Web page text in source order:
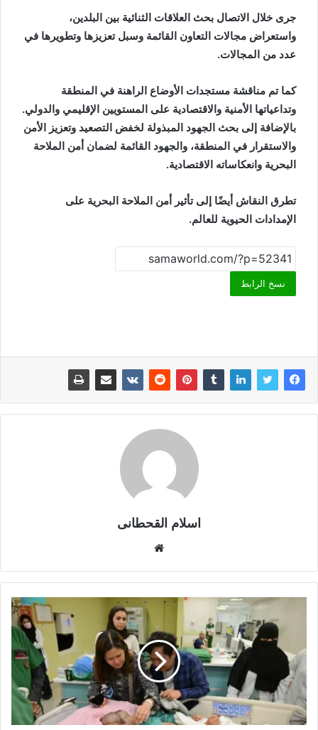
جرى خلال الاتصال بحث العلاقات الثنائية بين البلدين،
واستعراض مجالات التعاون القائمة وسبل تعزيزها وتطويرها في
عدد من المجالات.
كما تم مناقشة مستجدات الأوضاع الراهنة في المنطقة
وتداعياتها الأمنية والاقتصادية على المستويين الإقليمي والدولي.
بالإضافة إلى بحث الجهود المبذولة لخفض التصعيد وتعزيز الأمن
والاستقرار في المنطقة، والجهود القائمة لضمان أمن الملاحة
البحرية وانعكاساته الاقتصادية.
تطرق النقاش أيضًا إلى تأثير أمن الملاحة البحرية على
الإمدادات الحيوية للعالم.
نسخ الرابط
اسلام القحطانى
ق
ع
ل
و
ي
ب